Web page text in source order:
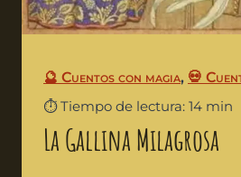
🔮 Cuentos con magia, 💀
⏱️ Tiempo de lectura: 14 min
La Gallina Milagrosa